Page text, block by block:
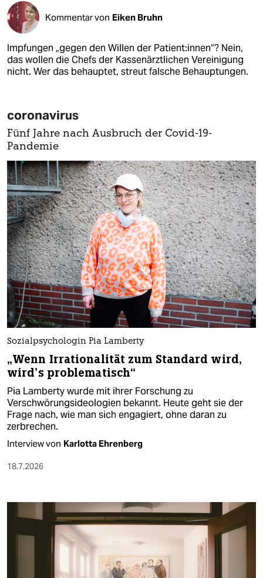
Kommentar von Eiken Bruhn
Impfungen „gegen den Willen der Patient:innen“? Nein,
das wollen die Chefs der Kassenärztlichen Vereinigung
nicht. Wer das behauptet, streut falsche Behauptungen.
coronavirus
Fünf Jahre nach Ausbruch der Covid-19-
Pandemie
Sozialpsychologin Pia Lamberty
„Wenn Irrationalität zum Standard wird,
wird’s problematisch“
Pia Lamberty wurde mit ihrer Forschung zu
Verschwörungsideologien bekannt. Heute geht sie der
Frage nach, wie man sich engagiert, ohne daran zu
zerbrechen.
Interview von Karlotta Ehrenberg
18.7.2026